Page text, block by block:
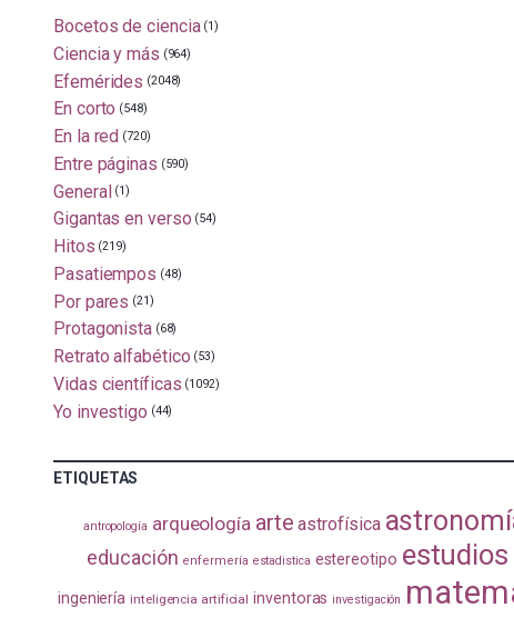
Bocetos de ciencia (1)
Ciencia y más (964)
Efemérides (2048)
En corto (548)
En la red (720)
Entre páginas (590)
General (1)
Gigantas en verso (54)
Hitos (219)
Pasatiempos (48)
Por pares (21)
Protagonista (68)
Retrato alfabético (53)
Vidas científicas (1092)
Yo investigo (44)
ETIQUETAS
antropología arqueología arte astrofísica
educación enfermería estadistica estereotipo estudios
ingeniería inteligencia artificial inventoras investigación